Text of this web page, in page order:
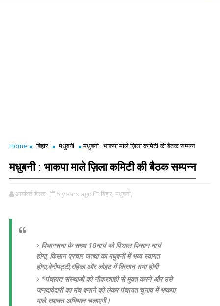
Home बिहार मधुबनी मधुबनी : भाकपा माले ज़िला कमिटी की बैठक सम्पन्न
मधुबनी : भाकपा माले ज़िला कमिटी की बैठक सम्पन्न
आर्यावर्त डेस्क 5 years ago बिहार, मधुबनी,
विधानसभा के समक्ष 18मार्च को विशाल किसान मार्च
होगा, किसान प्रचार जत्था का मधुबनी में भव्य स्वागत
होगा,बेनीपट्टी,रहिका और लोहट में किसान सभा होगी
*पंचायत संस्थाओं को नौकरशाही से मुक्त करने और उसे
जनदावेदारी का मंच बनाने को लेकर पंचायत चुनाव में भाकपा
माले सशक्त अभियान चलाएगी।